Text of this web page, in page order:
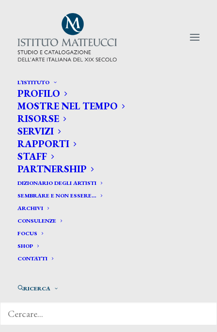
L’ISTITUTO
PROFILO
MOSTRE NEL TEMPO
RISORSE
SERVIZI
RAPPORTI
STAFF
PARTNERSHIP
DIZIONARIO DEGLI ARTISTI
SEMBRARE E NON ESSERE…
ARCHIVI
CONSULENZE
FOCUS
SHOP
CONTATTI
RICERCA
CERCA TRA GLI ARTISTI:
Search
for:
Zimmerman Albert